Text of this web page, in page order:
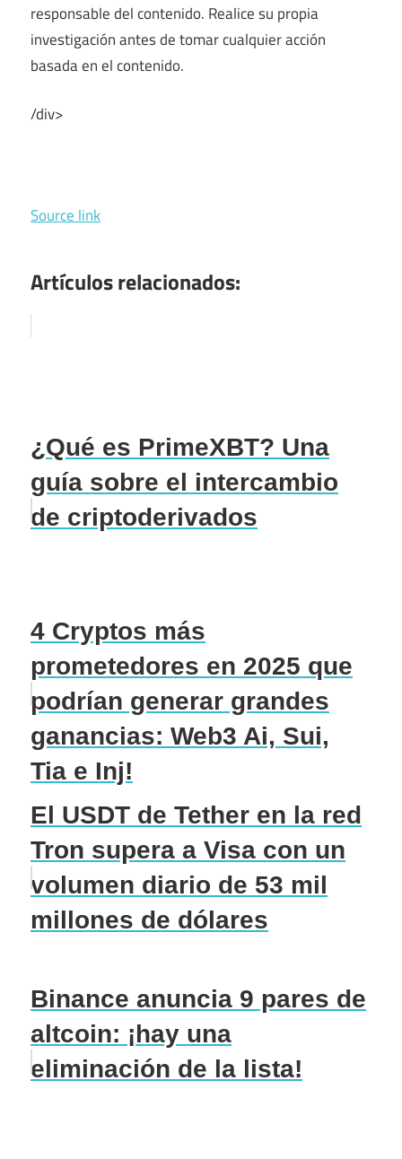
responsable del contenido. Realice su propia
investigación antes de tomar cualquier acción
basada en el contenido.
/div>
Source link
Artículos relacionados:
¿Qué es PrimeXBT? Una
guía sobre el intercambio
de criptoderivados
4 Cryptos más
prometedores en 2025 que
podrían generar grandes
ganancias: Web3 Ai, Sui,
Tia e Inj!
El USDT de Tether en la red
Tron supera a Visa con un
volumen diario de 53 mil
millones de dólares
Binance anuncia 9 pares de
altcoin: ¡hay una
eliminación de la lista!